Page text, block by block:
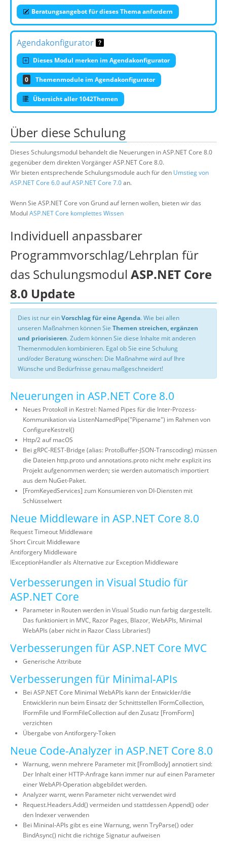
Beratungsangebot für dieses Thema anfordern
Agendakonfigurator
Dieses Modul merken im Agendakonfigurator
0 Themenmodule im Agendakonfigurator
Übersicht aller 1042Themen
Über diese Schulung
Dieses Schulungsmodul behandelt die Neuerungen in ASP.NET Core 8.0
gegenüber dem direkten Vorgänger ASP.NET Core 8.0.
Wir bieten entsprechende Schulungsmodule auch für den Umstieg von
ASP.NET Core 6.0 auf ASP.NET Core 7.0an.
Wenn Sie ASP.NET Core von Grund auf lernen wollen, bieten wir das
Modul ASP.NET Core komplettes Wissen
Individuell anpassbarer
Programmvorschlag/Lehrplan für
das Schulungsmodul ASP.NET Core
8.0 Update
Dies ist nur einVorschlag für eine Agenda. Wie bei allen
unseren Maßnahmen können Sie Themen streichen, ergänzen
und priorisieren. Zudem können Sie diese Inhalte mit anderen
Themenmodulen kombinieren. Egal ob Sie eine Schulung
und/oder Beratung wünschen: Die Maßnahme wird auf Ihre
Wünsche und Bedürfnisse genau maßgeschneidert!
Neuerungen in ASP.NET Core 8.0
Neues Protokoll in Kestrel: Named Pipes für die Inter-Prozess-
Kommunikation via ListenNamedPipe("Pipename") im Rahmen von
ConfigureKestrel()
Http/2 auf macOS
Bei gRPC-REST-Bridge (alias: ProtoBuffer-JSON-Transcoding) müssen
die Dateien http.proto und annotations.proto nicht mehr explizit ins
Projekt aufgenommen werden; sie werden automatisch importiert
aus dem NuGet-Paket.
[FromKeyedServices] zum Konsumieren von DI-Diensten mit
Schlüsselwert
Neue Middleware in ASP.NET Core 8.0
Request Timeout Middleware
Short Circuit Middleware
Antiforgery Middleware
IExceptionHandler als Alternative zur Exception Middleware
Verbesserungen in Visual Studio für
ASP.NET Core
Parameter in Routen werden in Visual Studio nun farbig dargestellt.
Das funktioniert in MVC, Razor Pages, Blazor, WebAPIs, Minimal
WebAPIs (aber nicht in Razor Class Libraries!)
Verbesserungen für ASP.NET Core MVC
Generische Attribute
Verbesserungen für Minimal-APIs
Bei ASP.NET Core Minimal WebAPIs kann der Entwickler/die
Entwicklerin nun beim Einsatz der Schnittstellen IFormCollection,
IFormFile und IFormFileCollection auf den Zusatz [FromForm]
verzichten
Übergabe von Antiforgery-Token
Neue Code-Analyzer in ASP.NET Core 8.0
Warnung, wenn mehrere Parameter mit [FromBody] annotiert sind:
Der Inhalt einer HTTP-Anfrage kann immer nur auf einen Parameter
einer WebAPI-Operation abgebildet werden.
Analyzer warnt, wenn Parameter nicht verwendet wird
Request.Headers.Add() vermeiden und stattdessen Append() oder
den Indexer verwenden
Bei Mininal-APIs gibt es eine Warnung, wenn TryParse() oder
BindAsync() nicht die richtige Signatur aufweisen